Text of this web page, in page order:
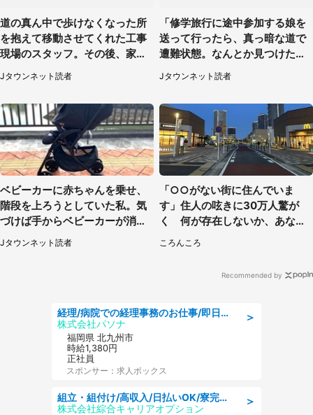
道の真ん中で歩けなくなった所
を抱えて移動させてくれた工事
現場のスタッフ。その後、家ま
で私を送ると（大阪府・40代女
性）
Jタウンネット読者
「修学旅行に途中参加する娘を
送って行ったら、真っ暗な道で
遭難状態。なんとか見つけた民
家に助けを求めると、住人の男
性が...」
Jタウンネット読者
ベビーカーに赤ちゃんを乗せ、
階段を上ろうとしていた私。気
づけば手からベビーカーが消え
ていて（神奈川県・60代女性）
Jタウンネット読者
「○○がない街に住んでいま
す」住人の呟きに30万人驚が
く 何が存在しないか、あなた
ころんころ
Recommended by
＞
経理/病院での経理事務のお仕事/即日勤務可/車通勤可/経理/一般事務
株式会社パソナ
福岡県 北九州市
時給1,380円
正社員
スポンサー：求人ボックス
＞
組立・組付け/高収入/日払いOK/寮完備/交替制/20・30・40代活躍中
株式会社綜合キャリアオプション